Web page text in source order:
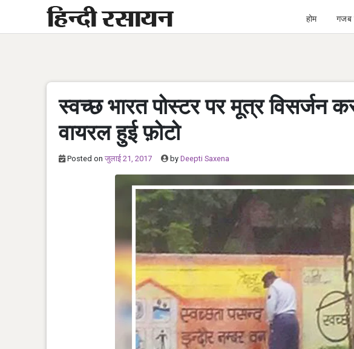
content
होम गजब
स्वच्छ भारत पोस्टर पर मूत्र विसर्जन
वायरल हुई फ़ोटो
Posted on जुलाई 21, 2017 by Deepti Saxena